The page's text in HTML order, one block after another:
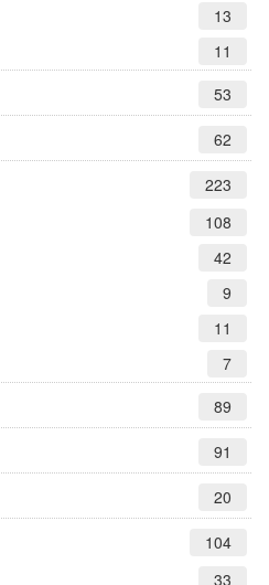
13
11
53
62
223
108
42
9
11
7
89
91
20
104
33